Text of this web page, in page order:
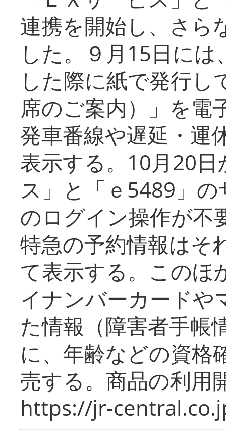
連携を開始し、さら
した。９月15日に
した際に紙で発行し
席のご案内）」を電
発車番線や遅延・運
表示する。10月20
ス」と「ｅ5489」
のログイン操作が不
特急の予約情報はそ
て表示する。このほ
イナンバーカードや
た情報（障害者手帳
に、年齢などの資格
売する。商品の利用
https://jr-